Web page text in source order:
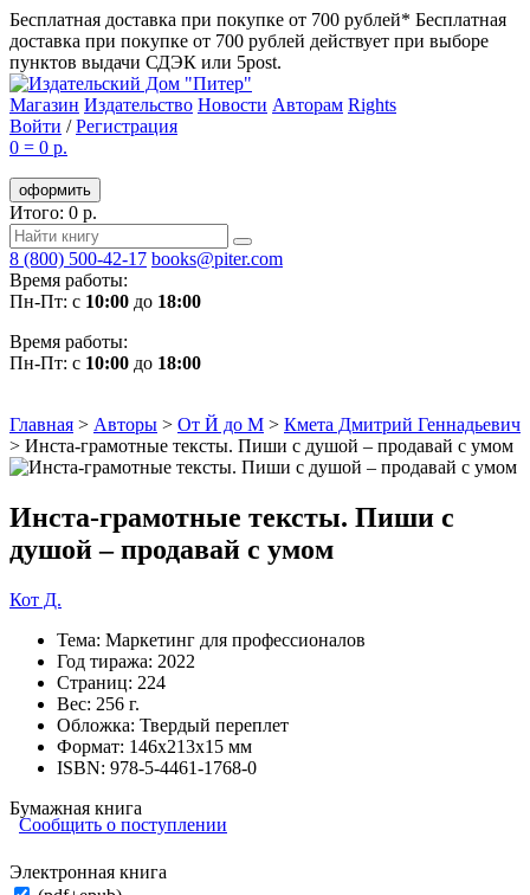
Бесплатная доставка при покупке от 700 рублей* Бесплатная
доставка при покупке от 700 рублей действует при выборе
пунктов выдачи СДЭК или 5post.
Магазин Издательство Новости Авторам Rights
Войти /Регистрация
0 = 0 р.
оформить
Итого: 0 р.
8 (800) 500-42-17 books@piter.com
Время работы:
Пн-Пт: с 10:00 до 18:00
Время работы:
Пн-Пт: с 10:00 до 18:00
Главная > Авторы > От Й до М > Кмета Дмитрий Геннадьевич
> Инста-грамотные тексты. Пиши с душой – продавай с умом
Инста-грамотные тексты. Пиши с
душой – продавай с умом
Кот Д.
Тема: Маркетинг для профессионалов
Год тиража: 2022
Страниц: 224
Вес: 256 г.
Обложка: Твердый переплет
Формат: 146х213х15 мм
ISBN: 978-5-4461-1768-0
Бумажная книга
Сообщить о поступлении
Электронная книга